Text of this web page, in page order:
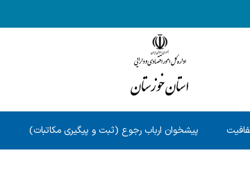
پیشخوان ارباب رجوع (ثبت و پیگیری مکاتبات)